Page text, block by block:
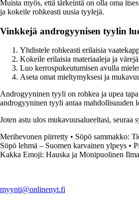
Muista myös, että tärkeintä on olla oma
ja kokeile rohkeasti uusia tyylejä.
Vinkkejä androgyynisen tyylin
Yhdistele rohkeasti erilaisia
Kokeile erilaisia materiaaleja ja värejä
Luo kerrospukeutumisen avulla
Aseta omat mieltymyksesi ja
Androgyyninen tyyli on rohkea ja upea
androgyyninen tyyli antaa mahdollisuuden
Joten astu ulos mukavuusalueeltasi,
Merihevonen piirretty • Söpö sammakko:
Söpö lehmä – Suomen karvainen ylpeys •
Kakka Emoji: Hauska ja Monipuolinen
myynti@onlinenyt.fi